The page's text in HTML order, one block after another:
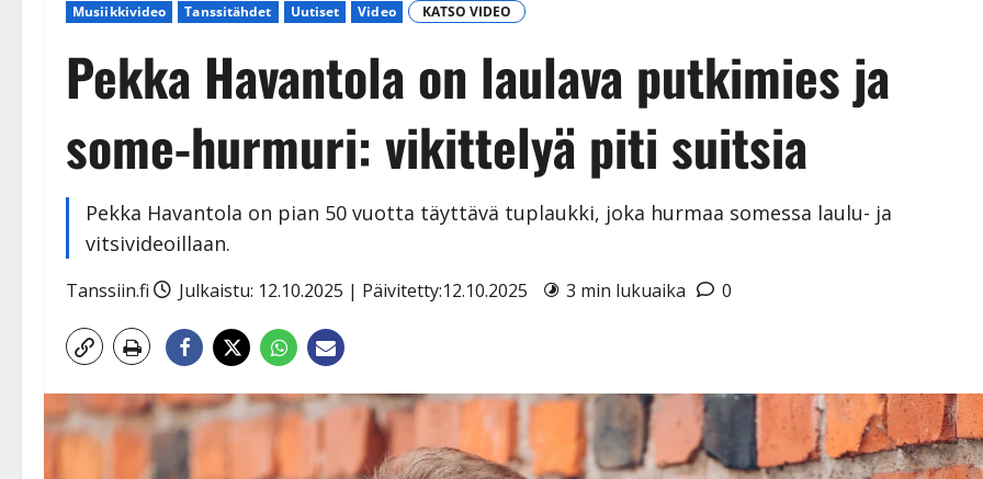
Musiikkivideo Tanssitähdet Uutiset Video KATSO VIDEO
Pekka Havantola on laulava putkimies ja
some-hurmuri: vikittelyä piti suitsia
Pekka Havantola on pian 50 vuotta täyttävä tuplaukki, joka hurmaa somessa laulu- ja
vitsivideoillaan.
Tanssiin.fi Julkaistu: 12.10.2025 | Päivitetty:12.10.2025 3 min lukuaika 0